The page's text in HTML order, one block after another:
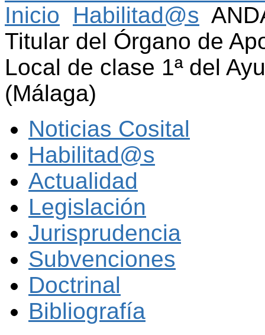
Inicio Habilitad@s
Titular del Órgano de
Local de clase 1ª del
(Málaga)
Noticias Cosital
Habilitad@s
Actualidad
Legislación
Jurisprudencia
Subvenciones
Doctrinal
Bibliografía